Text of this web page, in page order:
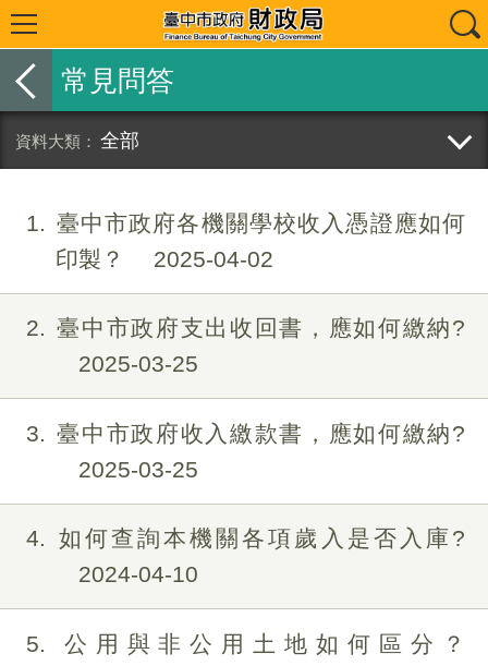
常見問答
全部
1
臺中市政府各機關學校收入憑證應如何
印製？
2025-04-02
2
臺中市政府支出收回書，應如何繳納?
2025-03-25
3
臺中市政府收入繳款書，應如何繳納?
2025-03-25
4
如何查詢本機關各項歲入是否入庫?
2024-04-10
5
公用與非公用土地如何區分？